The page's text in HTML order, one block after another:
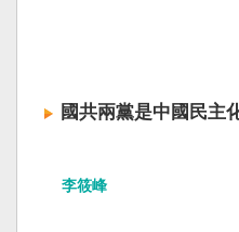
國共兩黨是中國民主
李筱峰